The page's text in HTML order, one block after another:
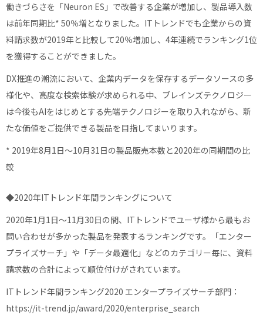
働きづらさを「Neuron ES」で改善する企業が増加し、製品導入数
は前年同期比* 50％増となりました。ITトレンドでも企業からの資
料請求数が2019年と比較して20％増加し、4年連続でランキング1位
を獲得することができました。
DX推進の潮流において、企業内データを保存するデータソースの多
様化や、高度な検索体験が求められる中、ブレインズテクノロジー
は今後もAIをはじめとする先端テクノロジーを取り入れながら、新
たな価値をご提供できる製品を目指してまいります。
* 2019年8月1日～10月31日の製品販売本数と2020年の同期間の比
較
◆2020年ITトレンド年間ランキングについて
2020年1月1日～11月30日の間、ITトレンドでユーザ様から最もお
問い合わせが多かった製品を発表するランキングです。「エンター
プライズサーチ」や「データ最適化」などのカテゴリー毎に、資料
請求数の合計によって順位付けがされています。
ITトレンド年間ランキング2020 エンタープライズサーチ部門：
https://it-trend.jp/award/2020/enterprise_search